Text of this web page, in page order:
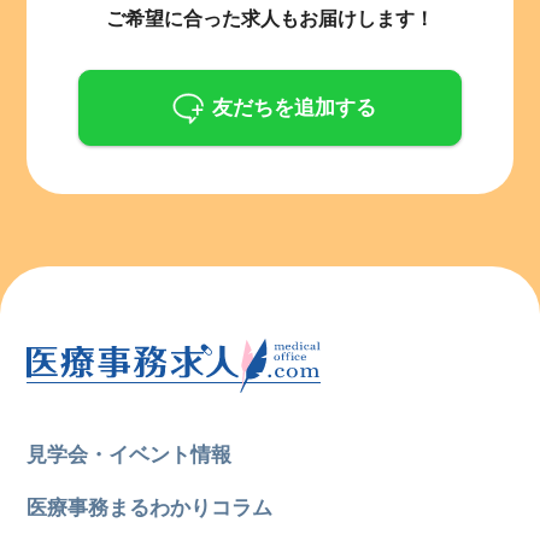
ご希望に合った求人もお届けします！
友だちを追加する
見学会・イベント情報
医療事務まるわかりコラム